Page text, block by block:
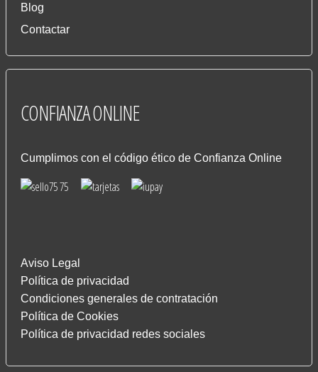
Blog
Contactar
CONFIANZAONLINE
Cumplimos con el código ético de Confianza Online
Aviso Legal
Política de privacidad
Condiciones generales de contratación
Política de Cookies
Política de privacidad redes sociales